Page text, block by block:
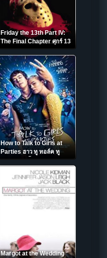
Friday the 13th Part IV:
The Final Chapter ศุกร์ 13
ฝันหวาน ภาค 4 (1984)
How to Talk to Girls at
Parties ฮาว ทู ทอล์ค ทู
เกิร์ลส์ ปาร์ตี้ (2017)
Margot at the Wedding